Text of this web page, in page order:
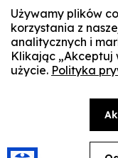
Identyfikacja wizualna
Biznes
Wynajem sal
Targi pracy
Treści zawarte na stronie
części: kopiowania,
wyświetlania, utrwalania oraz
Używamy plików
korzystania z
analitycznych i
Klikając „Akceptuj
użycie. Polityka